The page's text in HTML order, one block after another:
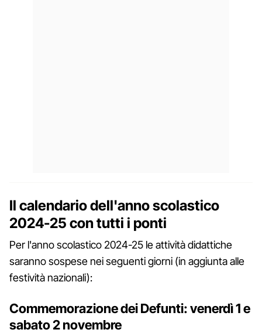
Il calendario dell'anno scolastico
2024-25 con tutti i ponti
Per l'anno scolastico 2024-25 le attività didattiche
saranno sospese nei seguenti giorni (in aggiunta alle
festività nazionali):
Commemorazione dei Defunti: venerdì 1 e
sabato 2 novembre